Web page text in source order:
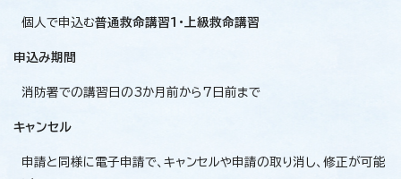
個人で申込む普通救命講習1・上級救命講習
申込み期間
消防署での講習日の3か月前から7日前まで
キャンセル
申請と同様に電子申請で、キャンセルや申請の取り消し、修正が可能